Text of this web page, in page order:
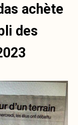
achète
des